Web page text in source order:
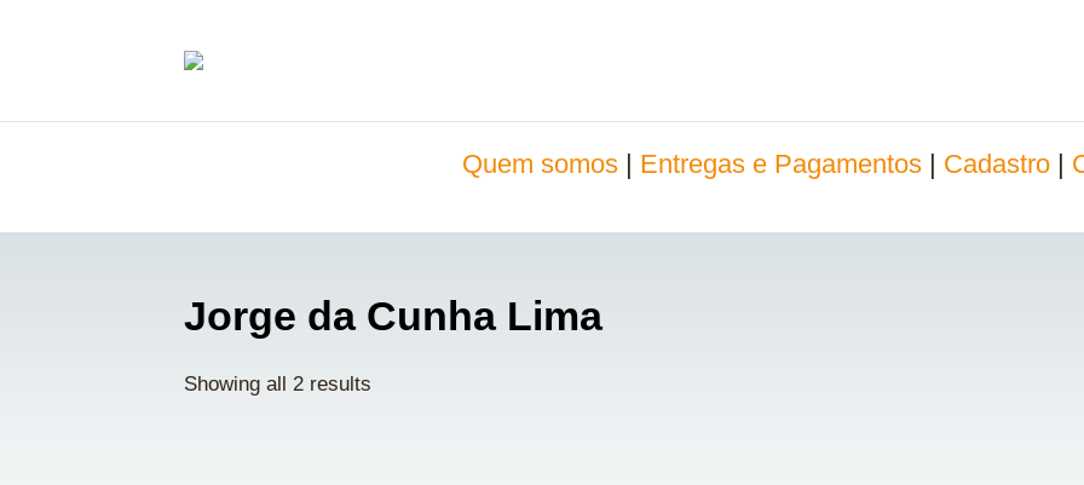
Quem somos Entregas e Pagamentos Cadastro
Jorge da Cunha Lima
Showing all 2 results